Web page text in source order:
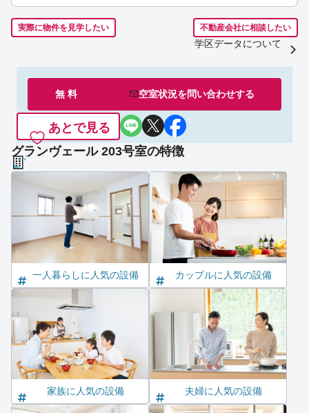
実際に物件を見学したい 不動産会社に相談したい
学区データについて
無 料 空室状況を問い合わせする
あとで見る
グランヴェール 203号室の特徴
一人暮らしに人気の設備 カップルに人気の設備
家族に人気の設備 夫婦に人気の設備